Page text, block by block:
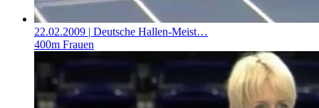
22.02.2009 | Deutsche Hallen-Meist…
400m Frauen